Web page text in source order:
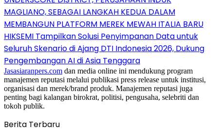
MAGLIANO, SEBAGAI LANGKAH KEDUA DALAM
MEMBANGUN PLATFORM MEREK MEWAH ITALIA BARU
HIKSEMI Tampilkan Solusi Penyimpanan Data untuk
Seluruh Skenario di Ajang DTI Indonesia 2026, Dukung
Pengembangan AI di Asia Tenggara
Jasasiaranpers.com dan media online ini mendukung program
manajemen reputasi melalui publikasi press release untuk institusi,
organisasi dan merek/brand produk. Manajemen reputasi juga
penting bagi kalangan birokrat, politisi, pengusaha, selebriti dan
tokoh publik.
Berita Terbaru